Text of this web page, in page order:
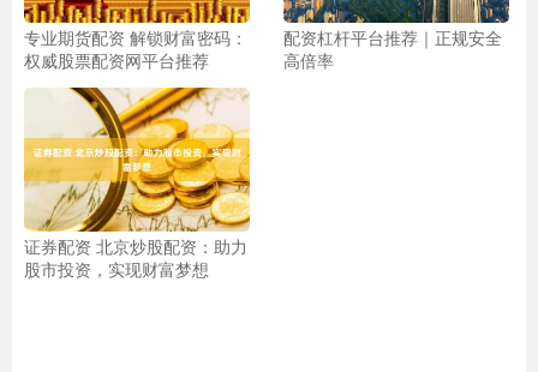
专业期货配资 解锁财富密码：
权威股票配资网平台推荐
配资杠杆平台推荐｜正规安全
高倍率
证券配资 北京炒股配资：助力
股市投资，实现财富梦想